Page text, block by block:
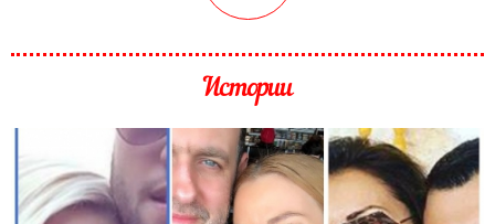
Истории